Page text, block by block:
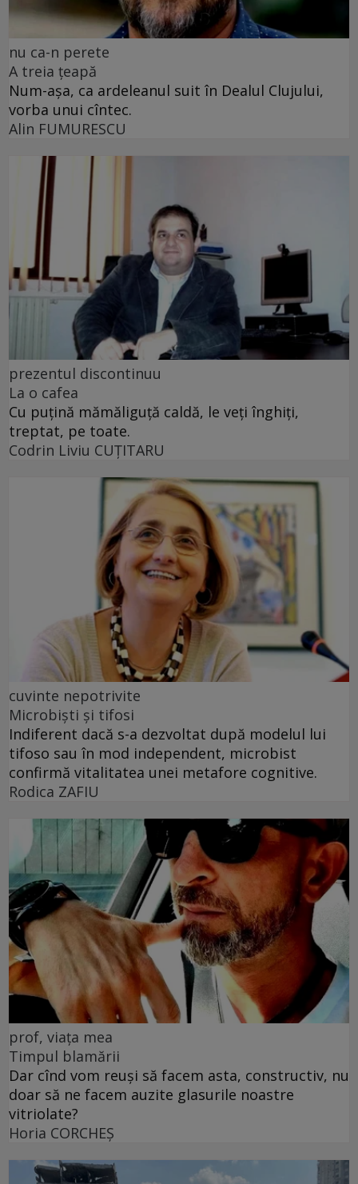
nu ca-n perete
A treia țeapă
Num-așa, ca ardeleanul suit în Dealul Clujului,
vorba unui cîntec.
Alin FUMURESCU
prezentul discontinuu
La o cafea
Cu puţină mămăliguţă caldă, le veţi înghiţi,
treptat, pe toate.
Codrin Liviu CUŢITARU
cuvinte nepotrivite
Microbiști și tifosi
Indiferent dacă s-a dezvoltat după modelul lui
tifoso sau în mod independent, microbist
confirmă vitalitatea unei metafore cognitive.
Rodica ZAFIU
prof, viața mea
Timpul blamării
Dar cînd vom reuși să facem asta, constructiv, nu
doar să ne facem auzite glasurile noastre
vitriolate?
Horia CORCHEŞ